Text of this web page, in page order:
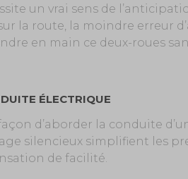
un vrai sens de
la route, la moindre erreur
en main ce deux-roues
ÉLECTRIQUE
d’aborder la conduite
silencieux simplifient les
de facilité.